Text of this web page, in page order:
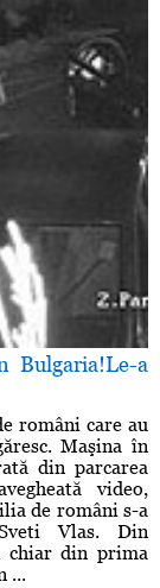
Bulgaria!Le-a
români care au
Maşina în
din parcarea
video,
de români s-a
Vlas. Din
chiar din prima
...